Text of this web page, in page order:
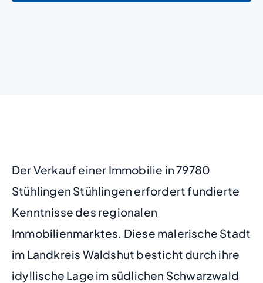
Der Verkauf einer Immobilie in 79780
Stühlingen Stühlingen erfordert fundierte
Kenntnisse des regionalen
Immobilienmarktes. Diese malerische Stadt
im Landkreis Waldshut besticht durch ihre
idyllische Lage im südlichen Schwarzwald